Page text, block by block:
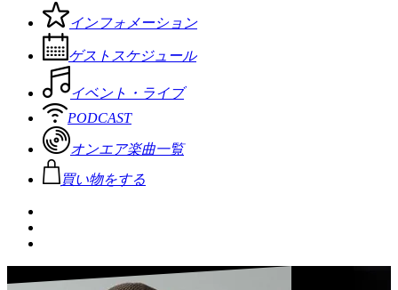
インフォメーション
ゲストスケジュール
イベント・ライブ
PODCAST
オンエア楽曲一覧
買い物をする